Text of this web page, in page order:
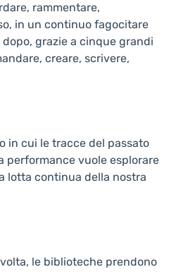
rammentare,
in un continuo fagocitare
grazie a cinque grandi
creare, scrivere,
in cui le tracce del passato
performance vuole esplorare
lotta continua della nostra
le biblioteche prendono